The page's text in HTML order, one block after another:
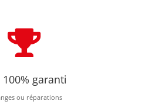

100% garanti
ou réparations